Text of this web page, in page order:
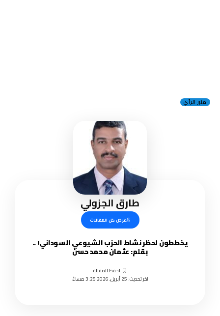
منبر الرأي
طارق الجزولي
عرض كل المقالات
يخططون لحظر نشاط الحزب الشيوعي السوداني! ..
بقلم: عثمان محمد حسن
اخر تحديث: 25 أبريل, 2026 3:25 مساءً